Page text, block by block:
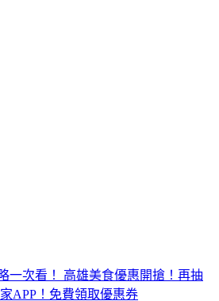
一次看！ 高雄美食優惠開搶！再抽
APP！免費領取優惠券